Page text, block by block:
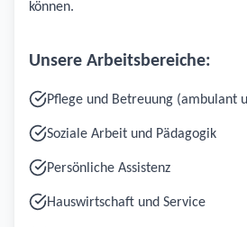
können.
Unsere Arbeitsbereiche:
Pflege und Betreuung (ambulant
Soziale Arbeit und Pädagogik
Persönliche Assistenz
Hauswirtschaft und Service